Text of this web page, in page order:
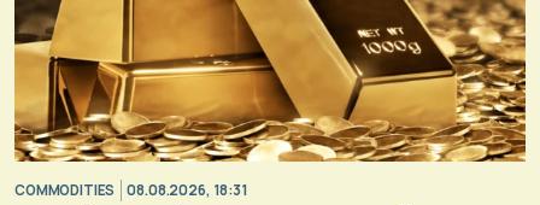
COMMODITIES 08.08.2026, 18:31